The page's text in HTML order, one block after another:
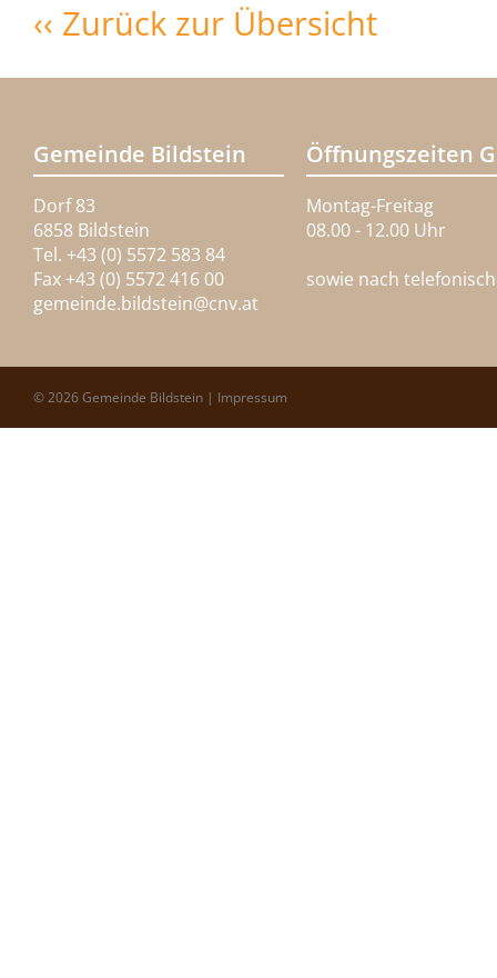
‹‹ Zurück zur Übersicht
Gemeinde Bildstein
Dorf 83
6858 Bildstein
Tel. +43 (0) 5572 583 84
Fax +43 (0) 5572 416 00
gemeinde.bildstein@cnv.at
Öffnungszeiten
Montag-Freitag
08.00 - 12.00 Uhr
sowie nach
© 2026 Gemeinde Bildstein | Impressum